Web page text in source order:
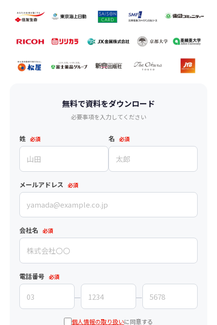
無料で資料をダウンロード
必要事項を入力してください
姓 必須 名 必須
メールアドレス 必須
会社名 必須
電話番号 必須
個人情報の取り扱いに同意する